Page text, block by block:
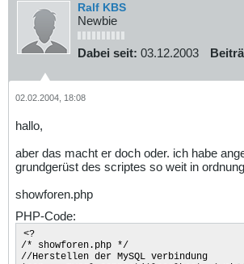
Ralf KBS
Newbie
Dabei seit: 03.12.2003
02.02.2004, 18:08
hallo,
aber das macht er doch oder. ich habe
grundgerüst des scriptes so weit in
showforen.php
PHP-Code:
<?
/* showforen.php */
//Herstellen der MySQL verbindung